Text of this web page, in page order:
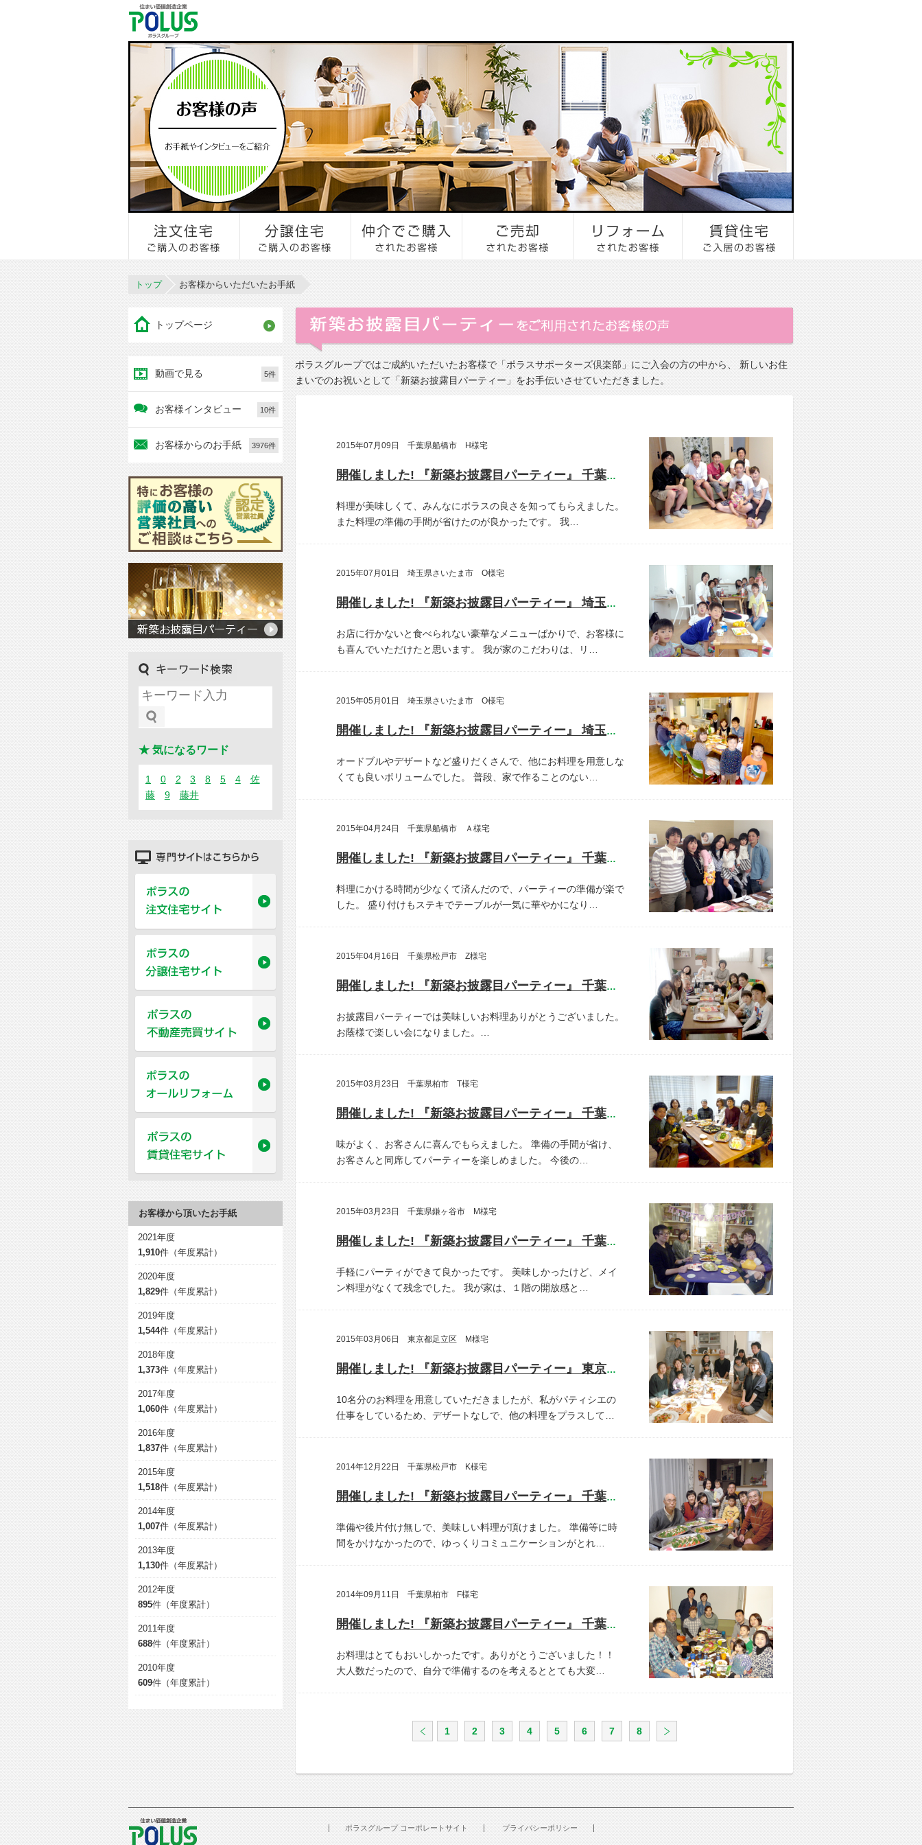
トップ お客様からいただいたお手紙
ポラスグループではご成約いただいたお客様で「ポラスサポーターズ倶楽部」にご入会の方の中から、 新しいお住
まいでのお祝いとして「新築お披露目パーティー」をお手伝いさせていただきました。
2015年07月09日 千葉県船橋市 H様宅
開催しました! 『新築お披露目パーティー』 千葉県船橋市 H様宅
料理が美味しくて、みんなにポラスの良さを知ってもらえました。
また料理の準備の手間が省けたのが良かったです。
我…
2015年07月01日 埼玉県さいたま市 O様宅
開催しました! 『新築お披露目パーティー』 埼玉県さいたま市 O様宅
お店に行かないと食べられない豪華なメニューばかりで、お客様に
も喜んでいただけたと思います。
我が家のこだわりは、リ…
2015年05月01日 埼玉県さいたま市 O様宅
開催しました! 『新築お披露目パーティー』 埼玉県さいたま市 O様宅
オードブルやデザートなど盛りだくさんで、他にお料理を用意しな
くても良いボリュームでした。
普段、家で作ることのない…
2015年04月24日 千葉県船橋市 Ａ様宅
開催しました! 『新築お披露目パーティー』 千葉県船橋市 A様宅
料理にかける時間が少なくて済んだので、パーティーの準備が楽で
した。
盛り付けもステキでテーブルが一気に華やかになり…
2015年04月16日 千葉県松戸市 Z様宅
開催しました! 『新築お披露目パーティー』 千葉県松戸市 Z様宅
お披露目パーティーでは美味しいお料理ありがとうございました。
お蔭様で楽しい会になりました。…
2015年03月23日 千葉県柏市 T様宅
開催しました! 『新築お披露目パーティー』 千葉県柏市 T様宅
味がよく、お客さんに喜んでもらえました。
準備の手間が省け、
お客さんと同席してパーティーを楽しめました。
今後の…
2015年03月23日 千葉県鎌ヶ谷市 M様宅
開催しました! 『新築お披露目パーティー』 千葉県鎌ヶ谷市 M様宅
手軽にパーティができて良かったです。
美味しかったけど、メイ
ン料理がなくて残念でした。
我が家は、１階の開放感と…
2015年03月06日 東京都足立区 M様宅
開催しました! 『新築お披露目パーティー』 東京都足立区 M様宅
10名分のお料理を用意していただきましたが、私がパティシエの
仕事をしているため、デザートなしで、他の料理をプラスして…
2014年12月22日 千葉県松戸市 K様宅
開催しました! 『新築お披露目パーティー』 千葉県松戸市 K様宅
準備や後片付け無しで、美味しい料理が頂けました。
準備等に時
間をかけなかったので、ゆっくりコミュニケーションがとれ…
2014年09月11日 千葉県柏市 F様宅
開催しました! 『新築お披露目パーティー』 千葉県柏市 F様宅
お料理はとてもおいしかったです。ありがとうございました！！
大人数だったので、自分で準備するのを考えるととても大変…
1 2 3 4 5 6 7 8
トップページ
動画で見る 5件
お客様インタビュー 10件
お客様からのお手紙 3976件
★ 気になるワード
1 0 2 3 8 5 4
佐
藤
9 藤井
お客様から頂いたお手紙
2021年度
1,910件（年度累計）
2020年度
1,829件（年度累計）
2019年度
1,544件（年度累計）
2018年度
1,373件（年度累計）
2017年度
1,060件（年度累計）
2016年度
1,837件（年度累計）
2015年度
1,518件（年度累計）
2014年度
1,007件（年度累計）
2013年度
1,130件（年度累計）
2012年度
895件（年度累計）
2011年度
688件（年度累計）
2010年度
609件（年度累計）
ポラスグループ コーポレートサイト
プライバシーポリシー